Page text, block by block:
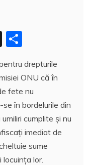
X
rt
aj
e
a
z
ă
drepturile
ONU că în
fete nu
în bordelurile din
cumplite şi nu
imediat de
sume
lor.